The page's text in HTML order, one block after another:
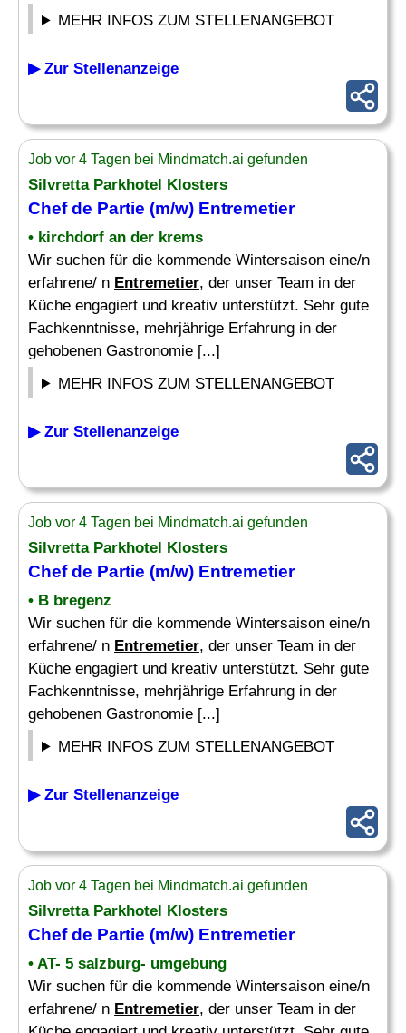
MEHR INFOS ZUM STELLENANGEBOT
▶ Zur Stellenanzeige
Job vor 4 Tagen bei Mindmatch.ai gefunden
Silvretta Parkhotel Klosters
Chefde Partie (m/w) Entremetier
• kirchdorf an der krems
Wir suchen für die kommende Wintersaison eine/n
erfahrene/ n Entremetier, der unser Team in der
Küche engagiert und kreativ unterstützt. Sehr gute
Fachkenntnisse, mehrjährige Erfahrung in der
gehobenen Gastronomie [...]
MEHR INFOS ZUM STELLENANGEBOT
▶ Zur Stellenanzeige
Job vor 4 Tagen bei Mindmatch.ai gefunden
Silvretta Parkhotel Klosters
Chefde Partie (m/w) Entremetier
• B bregenz
Wir suchen für die kommende Wintersaison eine/n
erfahrene/ n Entremetier, der unser Team in der
Küche engagiert und kreativ unterstützt. Sehr gute
Fachkenntnisse, mehrjährige Erfahrung in der
gehobenen Gastronomie [...]
MEHR INFOS ZUM STELLENANGEBOT
▶ Zur Stellenanzeige
Job vor 4 Tagen bei Mindmatch.ai gefunden
Silvretta Parkhotel Klosters
Chefde Partie (m/w) Entremetier
• AT- 5 salzburg- umgebung
Wir suchen für die kommende Wintersaison eine/n
erfahrene/ n Entremetier, der unser Team in der